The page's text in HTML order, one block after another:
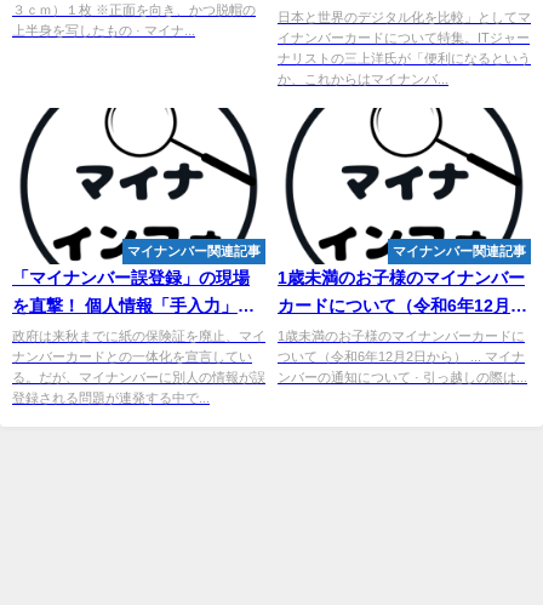
３ｃｍ）１枚 ※正面を向き、かつ脱帽の
上半身を写したもの · マイナ...
「なんでこんなミス…」
日本と世界のデジタル化を比較」としてマ
イナンバーカードについて特集。ITジャー
ナリストの三上洋氏が「便利になるという
か、これからはマイナンバ...
マイナンバー関連記事
「マイナンバー誤登録」の現場
を直撃！ 個人情報「手入力」が
地獄 すぎる!! - Yahoo!ニュース
政府は来秋までに紙の保険証を廃止、マイ
ナンバーカードとの一体化を宣言してい
る。だが、マイナンバーに別人の情報が誤
登録される問題が連発する中で...
マイナンバー関連記事
1歳未満のお子様のマイナンバー
カードについて（令和6年12月2
日から） - 小牧市
1歳未満のお子様のマイナンバーカードに
ついて（令和6年12月2日から） ... マイナ
ンバーの通知について · 引っ越しの際は...